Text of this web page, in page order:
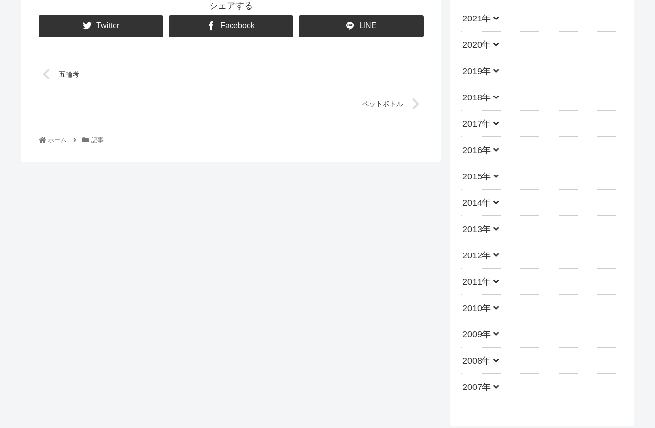
シェアする
Twitter Facebook LINE
五輪考
ペットボトル
ホーム 記事
2021年
2020年
2019年
2018年
2017年
2016年
2015年
2014年
2013年
2012年
2011年
2010年
2009年
2008年
2007年